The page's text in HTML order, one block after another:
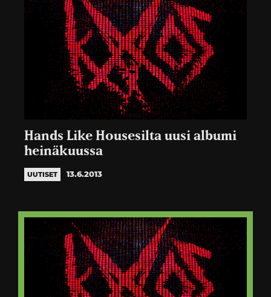
Hands Like Housesilta uusi albumi
heinäkuussa
UUTISET 13.6.2013